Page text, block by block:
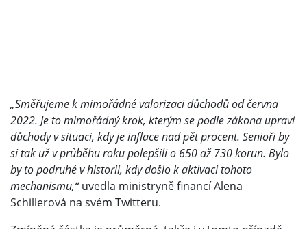
„Směřujeme k mimořádné valorizaci důchodů od června
2022. Je to mimořádný krok, kterým se podle zákona upraví
důchody v situaci, kdy je inflace nad pět procent. Senioři by
si tak už v průběhu roku polepšili o 650 až 730 korun. Bylo
by to podruhé v historii, kdy došlo k aktivaci tohoto
mechanismu,“uvedla ministryně financí Alena
Schillerová na svém Twitteru.